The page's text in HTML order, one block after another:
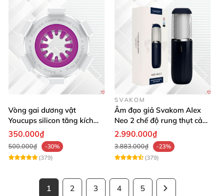
Vòng gai dương vật
Youcups silicon tăng kích
thước cực mạnh
350.000₫
500.000₫
-30%
(379)
SVAKOM
Âm đạo giả Svakom Alex
Neo 2 chế độ rung thụt cảm
giác thật
2.990.000₫
3.883.000₫
-23%
(379)
1 2 3 4 5